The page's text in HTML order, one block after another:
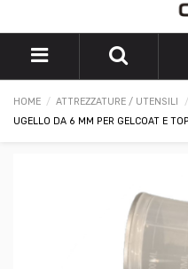
HOME ATTREZZATURE / UTENSILI
UGELLO DA 6 MM PER GELCOAT E